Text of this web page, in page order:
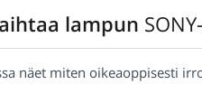
lampun
näet miten oikeaoppisesti